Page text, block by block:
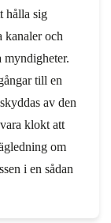
hålla sig
kanaler och
myndigheter.
till en
av den
klokt att
om
i en sådan